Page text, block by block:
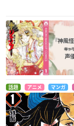
Z/X IGNITION
竜の巫女
話題 アニメ マンガ